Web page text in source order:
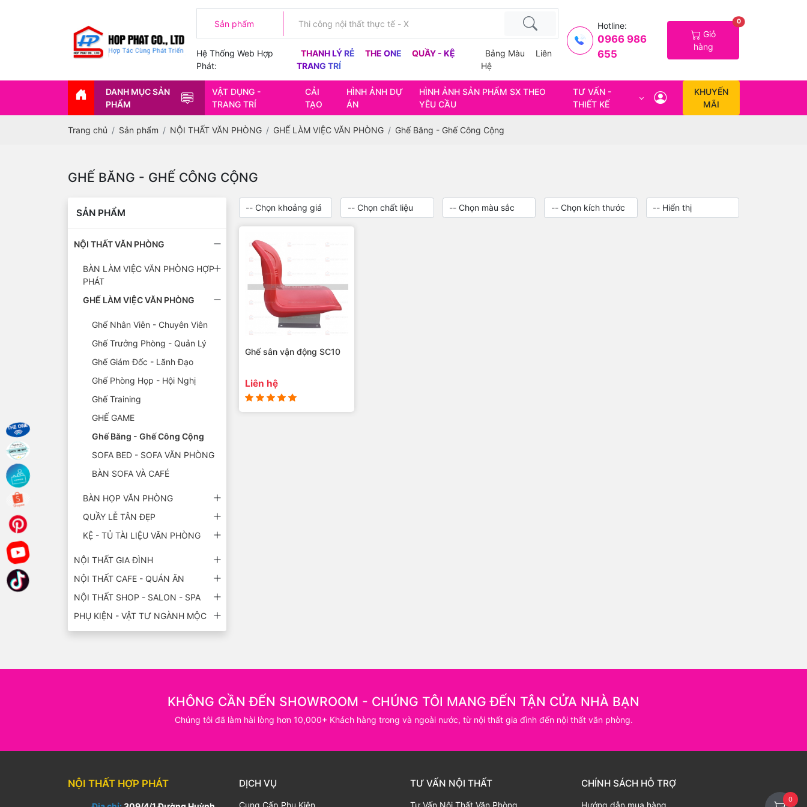
Hệ Thống Web Hợp
Phát:
THANH LÝ RẺ THE ONE
QUẦY - KỆ
TRANG TRÍ
Bảng Màu
Liên
Hệ
Hotline:
0966 986
655
Giỏ
hàng
0
DANH MỤC SẢN
PHẨM
VẬT DỤNG -
TRANG TRÍ
CẢI
TẠO
HÌNH ẢNH DỰ
ÁN
HÌNH ẢNH SẢN PHẨM SX THEO
YÊU CẦU
TƯ VẤN -
THIẾT KẾ
KHUYẾN
MÃI
Trang chủ Sản phẩm NỘI THẤT VĂN PHÒNG GHẾ LÀM VIỆC VĂN PHÒNG Ghế Băng - Ghế Công Cộng
GHẾ BĂNG - GHẾ CÔNG CỘNG
SẢN PHẨM
NỘI THẤT VĂN PHÒNG
BÀN LÀM VIỆC VĂN PHÒNG HỢP
PHÁT
GHẾ LÀM VIỆC VĂN PHÒNG
Ghế Nhân Viên - Chuyên Viên
Ghế Trưởng Phòng - Quản Lý
Ghế Giám Đốc - Lãnh Đạo
Ghế Phòng Họp - Hội Nghị
Ghế Training
GHẾ GAME
Ghế Băng - Ghế Công Cộng
SOFA BED - SOFA VĂN PHÒNG
BÀN SOFA VÀ CAFÉ
BÀN HỌP VĂN PHÒNG
QUẦY LỄ TÂN ĐẸP
KỆ - TỦ TÀI LIỆU VĂN PHÒNG
NỘI THẤT GIA ĐÌNH
NỘI THẤT CAFE - QUÁN ĂN
NỘI THẤT SHOP - SALON - SPA
PHỤ KIỆN - VẬT TƯ NGÀNH MỘC
Ghế sân vận động SC10
Liên hệ
KHÔNG CẦN ĐẾN SHOWROOM - CHÚNG TÔI MANG ĐẾN TẬN CỬA NHÀ BẠN
Chúng tôi đã làm hài lòng hơn 10,000+ Khách hàng trong và ngoài nước, từ nội thất gia đình đến nội thất văn phòng.
NỘI THẤT HỢP PHÁT DỊCH VỤ
Cung Cấp Phụ Kiện
TƯ VẤN NỘI THẤT
Tư Vấn Nội Thất Văn Phòng
CHÍNH SÁCH HỖ TRỢ
Hướng dẫn mua hàng
0